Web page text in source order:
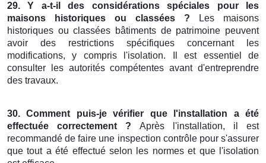
29. Y a-t-il des considérations spéciales pour les
maisons historiques ou classées ? Les maisons
historiques ou classées bâtiments de patrimoine peuvent
avoir des restrictions spécifiques concernant les
modifications, y compris l'isolation. Il est essentiel de
consulter les autorités compétentes avant d'entreprendre
des travaux.
30. Comment puis-je vérifier que l'installation a été
effectuée correctement ? Après l'installation, il est
recommandé de faire une inspection contrôle pour s'assurer
que tout a été effectué selon les normes et que l'isolation